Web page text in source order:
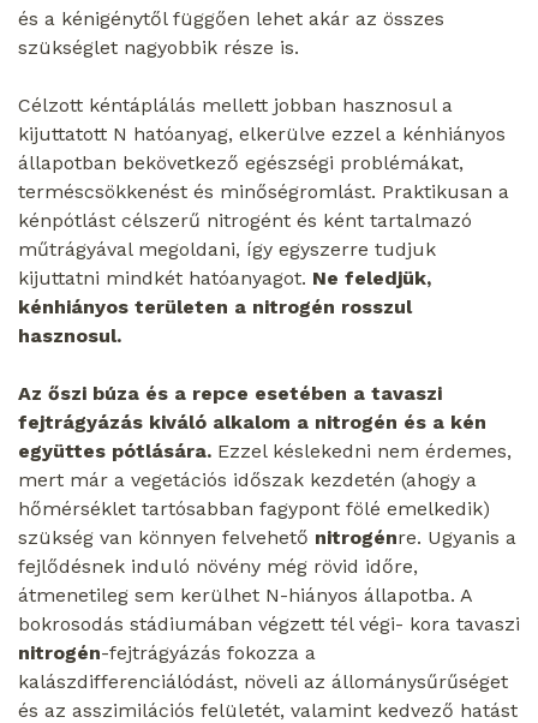
és a kénigénytől függően lehet akár az összes
szükséglet nagyobbik része is.
Célzott kéntáplálás mellett jobban hasznosul a
kijuttatott N hatóanyag, elkerülve ezzel a kénhiányos
állapotban bekövetkező egészségi problémákat,
terméscsökkenést és minőségromlást. Praktikusan a
kénpótlást célszerű nitrogént és ként tartalmazó
műtrágyával megoldani, így egyszerre tudjuk
kijuttatni mindkét hatóanyagot. Ne feledjük,
kénhiányos területen a nitrogén rosszul
hasznosul.
Az őszi búza és a repce esetében a tavaszi
fejtrágyázás kiváló alkalom a nitrogén és a kén
együttes pótlására. Ezzel késlekedni nem érdemes,
mert már a vegetációs időszak kezdetén (ahogy a
hőmérséklet tartósabban fagypont fölé emelkedik)
szükség van könnyen felvehető nitrogénre. Ugyanis a
fejlődésnek induló növény még rövid időre,
átmenetileg sem kerülhet N-hiányos állapotba. A
bokrosodás stádiumában végzett tél végi- kora tavaszi
nitrogén-fejtrágyázás fokozza a
kalászdifferenciálódást, növeli az állománysűrűséget
és az asszimilációs felületét, valamint kedvező hatást